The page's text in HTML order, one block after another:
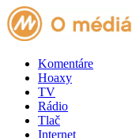
Komentáre
Hoaxy
TV
Rádio
Tlač
Internet